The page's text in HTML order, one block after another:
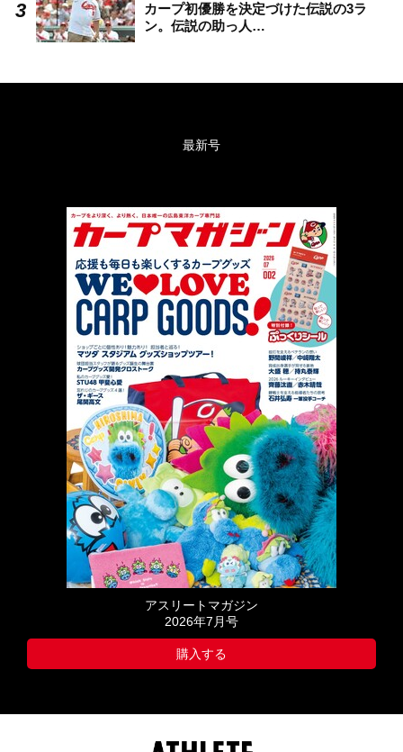
カープ初優勝を決定づけた伝説の3ラ
ン。伝説の助っ人…
最新号
アスリートマガジン
2026年7月号
購入する